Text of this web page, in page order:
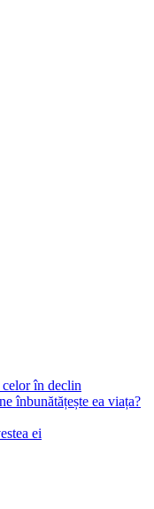
celor în declin
înbunătățește ea viața?
ei